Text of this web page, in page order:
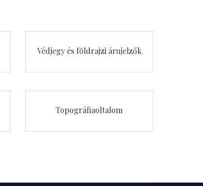
Védjegy és földrajzi árujelzők
Topográfiaoltalom